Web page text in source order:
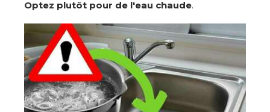
Optez plutôt pour de l'eau chaude.